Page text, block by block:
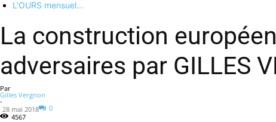
L'OURS mensuel…
La construction
adversaires par GILLES
Par
Gilles Vergnon
-
28 mai 2018
0
4567